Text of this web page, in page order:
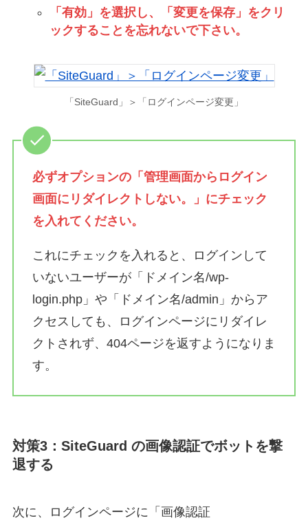
「有効」を選択し、「変更を保存」をクリ
ックすることを忘れないで下さい。
「SiteGuard」＞「ログインページ変更」
必ずオプションの「管理画面からログイン
画面にリダイレクトしない。」にチェック
を入れてください。
これにチェックを入れると、ログインして
いないユーザーが「ドメイン名/wp-
login.php」や「ドメイン名/admin」からア
クセスしても、ログインページにリダイレ
クトされず、404ページを返すようになりま
す。
対策3：SiteGuard の画像認証でボットを撃
退する
次に、ログインページに「画像認証